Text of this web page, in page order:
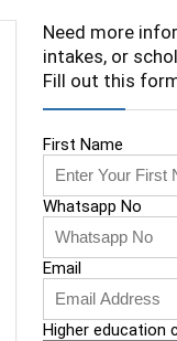
Need more
intakes, or
Fill out this
First Name
Whatsapp No
Email
Higher education